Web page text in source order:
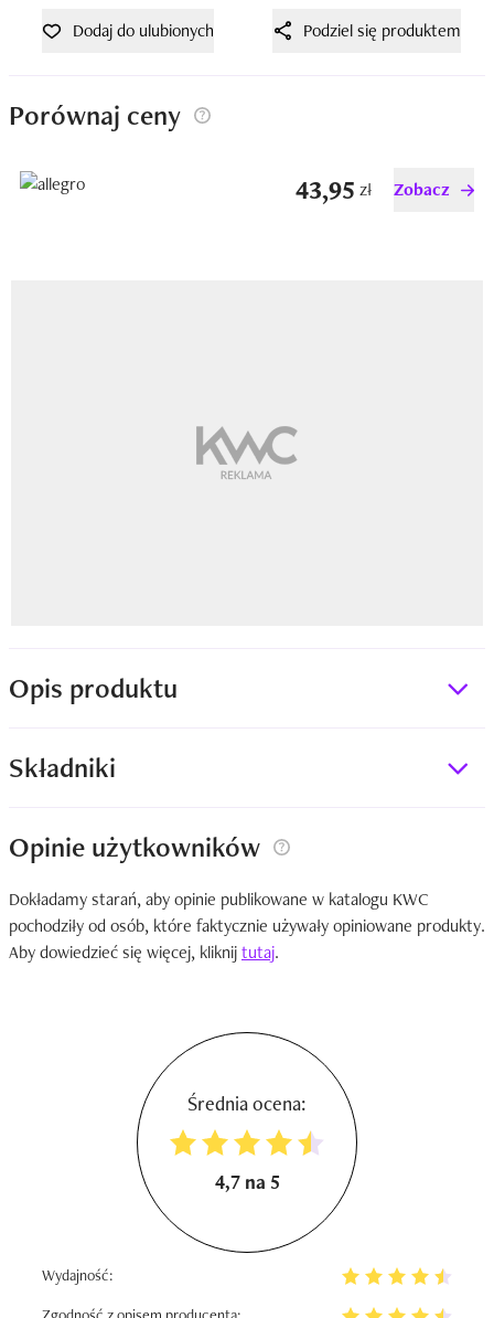
Dodaj do ulubionych Podziel się produktem
Porównaj ceny
43,95 zł Zobacz
Opis produktu
Składniki
Opinie użytkowników
Dokładamy starań, aby opinie publikowane w katalogu KWC
pochodziły od osób, które faktycznie używały opiniowane produkty.
Aby dowiedzieć się więcej, kliknijtutaj.
Średnia ocena:
4,7 na 5
Wydajność: